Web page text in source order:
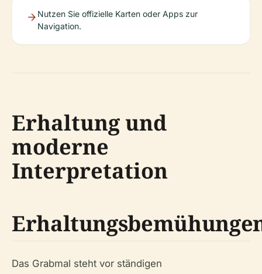
Nutzen Sie offizielle Karten oder Apps zur
Navigation.
Erhaltung und
moderne
Interpretation
Das Grabmal steht vor ständigen